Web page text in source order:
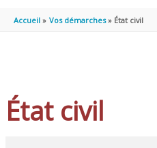
Accueil Vos démarches État civil
État civil